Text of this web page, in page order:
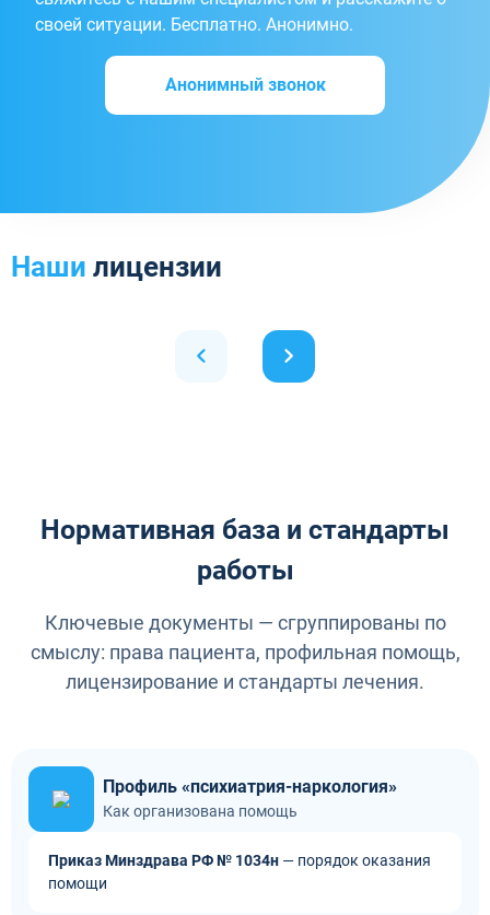
своей ситуации. Бесплатно. Анонимно.
Анонимный звонок
Наши лицензии
Нормативная база и стандарты
работы
Ключевые документы — сгруппированы по
смыслу: права пациента, профильная помощь,
лицензирование и стандарты лечения.
Профиль «психиатрия-наркология»
Как организована помощь
Приказ Минздрава РФ № 1034н — порядок оказания
помощи